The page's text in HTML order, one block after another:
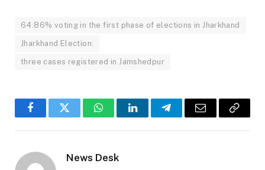
64.86% voting in the first phase of elections in Jharkhand
Jharkhand Election:
three cases registered in Jamshedpur
FacebookTwitter WhatsAppLinkedInTelegramEmail
Copy
News Desk